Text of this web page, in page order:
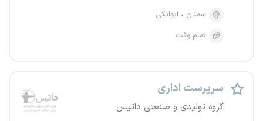
سمنان
ایوانکی
تمام وقت
سرپرست اداری
گروه تولیدی و صنعتی داتیس